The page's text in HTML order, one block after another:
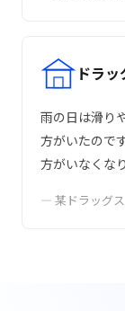
ドラ
雨の日は滑り
方がいたので
方がいなくな
— 某ドラッグ